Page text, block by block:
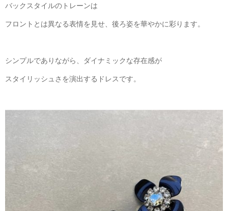
バックスタイルのトレーンは
フロントとは異なる表情を見せ、後ろ姿を華やかに彩ります。
シンプルでありながら、ダイナミックな存在感が
スタイリッシュさを演出するドレスです。